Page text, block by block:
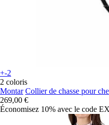
+-2
2 coloris
Montar Collier de chasse pour
269,00 €
Économisez 10% avec le code